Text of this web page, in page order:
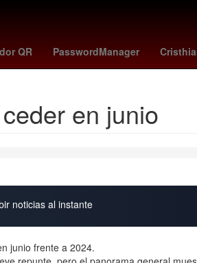
QR PasswordManager
Juegos Olímpicos de París 2024
en junio
noticias al instante
junio frente a 2024.